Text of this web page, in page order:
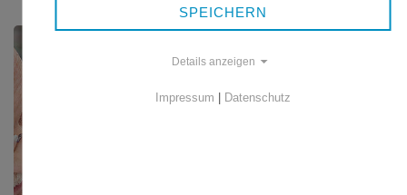
SPEICHERN
Details anzeigen
Impressum | Datenschutz